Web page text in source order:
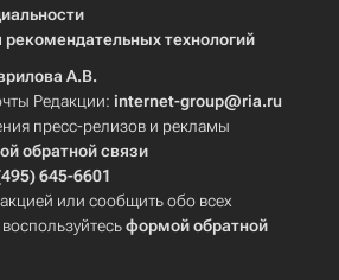
технологий
А.В.
Редакции: internet-group@ria.ru
пресс-релизов и рекламы
обратной связи
645-6601
или сообщить обо всех
формой обратной